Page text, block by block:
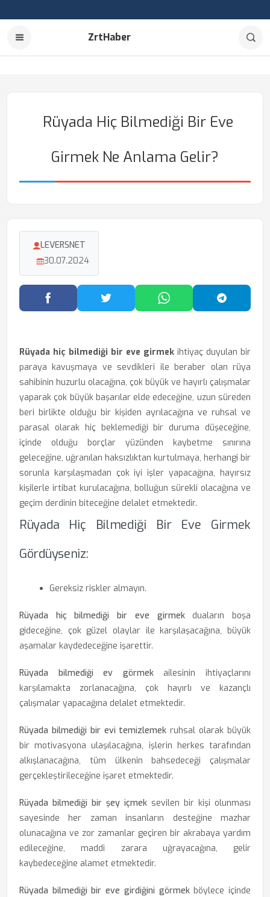
ZrtHaber
Rüyada Hiç Bilmediği Bir Eve
Girmek Ne Anlama Gelir?
LEVERSNET
30.07.2024
Facebook'ta PaylaşTwitter'da PaylaşWhatsApp'ta Paylaş
Rüyada hiç bilmediği bir eve girmek ihtiyaç duyulan bir
paraya kavuşmaya ve sevdikleri ile beraber olan rüya
sahibinin huzurlu olacağına, çok büyük ve hayırlı çalışmalar
yaparak çok büyük başarılar elde edeceğine, uzun süreden
beri birlikte olduğu bir kişiden ayrılacağına ve ruhsal ve
parasal olarak hiç beklemediği bir duruma düşeceğine,
içinde olduğu borçlar yüzünden kaybetme sınırına
geleceğine, uğranılan haksızlıktan kurtulmaya, herhangi bir
sorunla karşılaşmadan çok iyi işler yapacağına, hayırsız
kişilerle irtibat kurulacağına, bolluğun sürekli olacağına ve
geçim derdinin biteceğine delalet etmektedir.
Rüyada Hiç Bilmediği Bir Eve Girmek
Gördüyseniz:
Gereksiz riskler almayın.
Rüyada hiç bilmediği bir eve girmekduaların boşa
gideceğine, çok güzel olaylar ile karşılaşacağına, büyük
aşamalar kaydedeceğine işarettir.
Rüyada bilmediği ev görmekailesinin ihtiyaçlarını
karşılamakta zorlanacağına, çok hayırlı ve kazançlı
çalışmalar yapacağına delalet etmektedir.
Rüyada bilmediği bir evi temizlemek ruhsal olarak büyük
bir motivasyona ulaşılacağına, işlerin herkes tarafından
alkışlanacağına, tüm ülkenin bahsedeceği çalışmalar
gerçekleştirileceğine işaret etmektedir.
Rüyada bilmediği bir şey içmek sevilen bir kişi olunması
sayesinde her zaman insanların desteğine mazhar
olunacağına ve zor zamanlar geçiren bir akrabaya yardım
edileceğine, maddi zarara uğrayacağına, gelir
kaybedeceğine alamet etmektedir.
Rüyada bilmediği bir eve girdiğini görmekböylece içinde